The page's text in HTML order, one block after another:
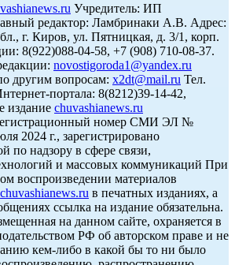
Учредитель: ИП
редактор: Ламбринаки А.В. Адрес:
г. Киров, ул. Пятницкая, д. 3/1, корп.
8(922)088-04-58, +7 (908) 710-08-37.
novostigoroda1@yandex.ru
другим вопросам: x2dt@mail.ru Тел.
портала: 8(8212)39-14-42,
издание chuvashianews.ru
номер СМИ ЭЛ №
2024 г., зарегистрировано
по надзору в сфере связи,
и массовых коммуникаций При
воспроизведении материалов
chuvashianews.ru в печатных изданиях, а
ссылка на издание обязательна.
на данном сайте, охраняется в
РФ об авторском праве и не
кем-либо в какой бы то ни было